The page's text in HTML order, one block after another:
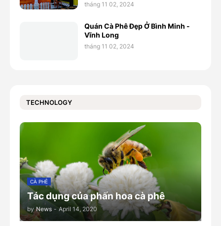
tháng 11 02, 2024
Quán Cà Phê Đẹp Ở Bình Minh -
Vĩnh Long
tháng 11 02, 2024
TECHNOLOGY
CÀ PHÊ
Tác dụng của phấn hoa cà phê
by News - April 14, 2020